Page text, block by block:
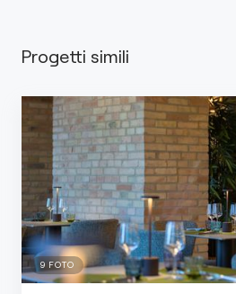
Progetti simili
9 FOTO